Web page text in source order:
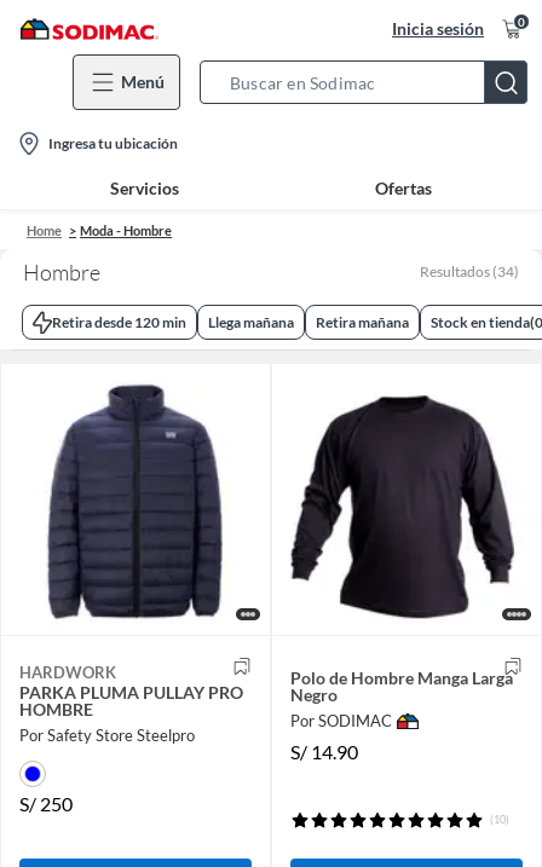
Inicia sesión 0
Menú
Bar
location-
icon
Ingresa tu ubicación
Servicios Ofertas
Home Moda - Hombre
Hombre Resultados (34)
Retira desde 120 min Llega mañana Retira mañana Stock en tienda(0
HARDWORK
PARKA PLUMA PULLAY PRO
HOMBRE
Por Safety Store Steelpro
S/ 250
Polo de Hombre Manga Larga
Negro
Por SODIMAC
S/ 14.90
(10)